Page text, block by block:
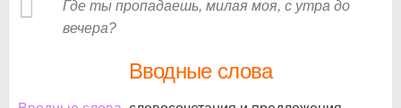
Где ты пропадаешь, милая моя, с утра до
вечера?
Вводные слова